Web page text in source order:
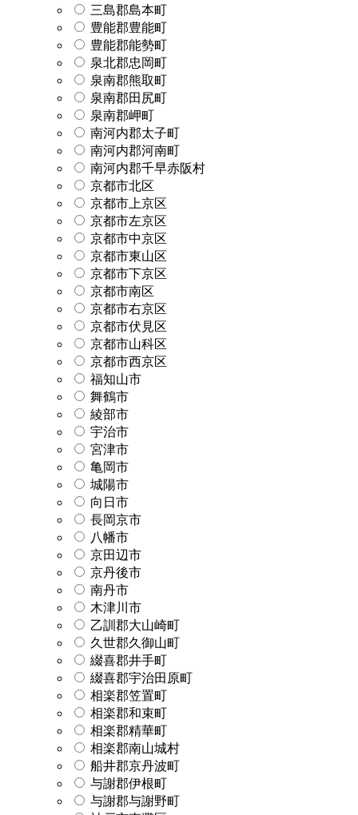
三島郡島本町
豊能郡豊能町
豊能郡能勢町
泉北郡忠岡町
泉南郡熊取町
泉南郡田尻町
泉南郡岬町
南河内郡太子町
南河内郡河南町
南河内郡千早赤阪村
京都市北区
京都市上京区
京都市左京区
京都市中京区
京都市東山区
京都市下京区
京都市南区
京都市右京区
京都市伏見区
京都市山科区
京都市西京区
福知山市
舞鶴市
綾部市
宇治市
宮津市
亀岡市
城陽市
向日市
長岡京市
八幡市
京田辺市
京丹後市
南丹市
木津川市
乙訓郡大山崎町
久世郡久御山町
綴喜郡井手町
綴喜郡宇治田原町
相楽郡笠置町
相楽郡和束町
相楽郡精華町
相楽郡南山城村
船井郡京丹波町
与謝郡伊根町
与謝郡与謝野町